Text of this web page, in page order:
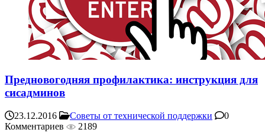
Предновогодняя профилактика: инструкция для
сисадминов
23.12.2016 Советы от технической поддержки
0
Комментариев
2189